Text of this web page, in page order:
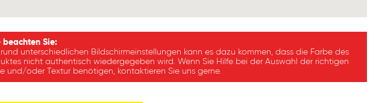
beachten Sie:
unterschiedlichen Bildschirmeinstellungen kann es dazu kommen, dass die Farbe des
nicht authentisch wiedergegeben wird. Wenn Sie Hilfe bei der Auswahl der richtigen
und/oder Textur benötigen, kontaktieren Sie uns gerne.